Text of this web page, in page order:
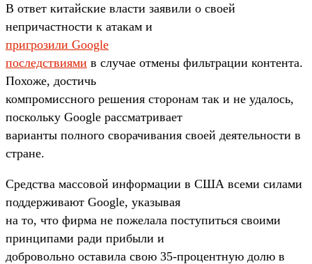
В ответ китайские власти заявили о своей
непричастности к атакам и
пригрозили Google
последствиями в случае отмены фильтрации контента.
Похоже, достичь
компромиссного решения сторонам так и не удалось,
поскольку Google рассматривает
варианты полного сворачивания своей деятельности в
стране.
Средства массовой информации в США всеми силами
поддерживают Google, указывая
на то, что фирма не пожелала поступиться своими
принципами ради прибыли и
добровольно оставила свою 35-процентную долю в